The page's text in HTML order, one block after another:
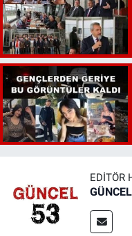
EDITÖR